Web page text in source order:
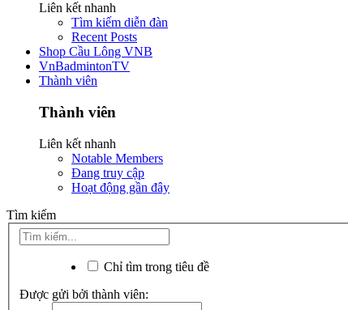
Liên kết nhanh
Tìm kiếm diễn đàn
Recent Posts
Shop Cầu Lông VNB
VnBadmintonTV
Thành viên
Thành viên
Liên kết nhanh
Notable Members
Đang truy cập
Hoạt động gần đây
Tìm kiếm
Chỉ tìm trong tiêu đề
Được gửi bởi thành viên: